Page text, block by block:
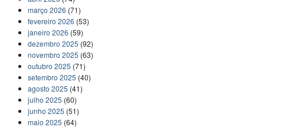
março 2026 (71)
fevereiro 2026 (53)
janeiro 2026 (59)
dezembro 2025 (92)
novembro 2025 (63)
outubro 2025 (71)
setembro 2025 (40)
agosto 2025 (41)
julho 2025 (60)
junho 2025 (51)
maio 2025 (64)